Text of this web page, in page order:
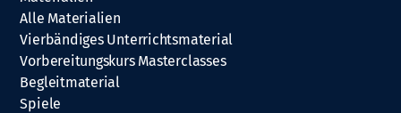
Alle Materialien
Vierbändiges Unterrichtsmaterial
Vorbereitungskurs Masterclasses
Begleitmaterial
Spiele